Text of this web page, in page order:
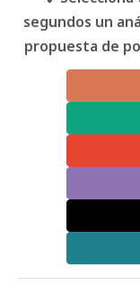
segundos un
propuesta de